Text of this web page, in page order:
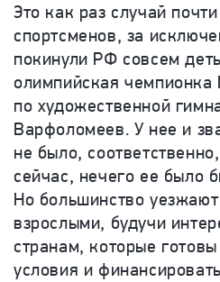
Это как раз случай
спортсменов, за
покинули РФ совсем
олимпийская
по художественной
Варфоломеев. У нее и
не было,
сейчас, нечего ее было
Но большинство
взрослыми, будучи
странам, которые
условия и